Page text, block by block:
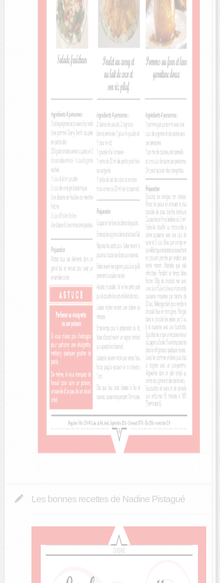
Les bonnes recettes de Nadine Pistagué